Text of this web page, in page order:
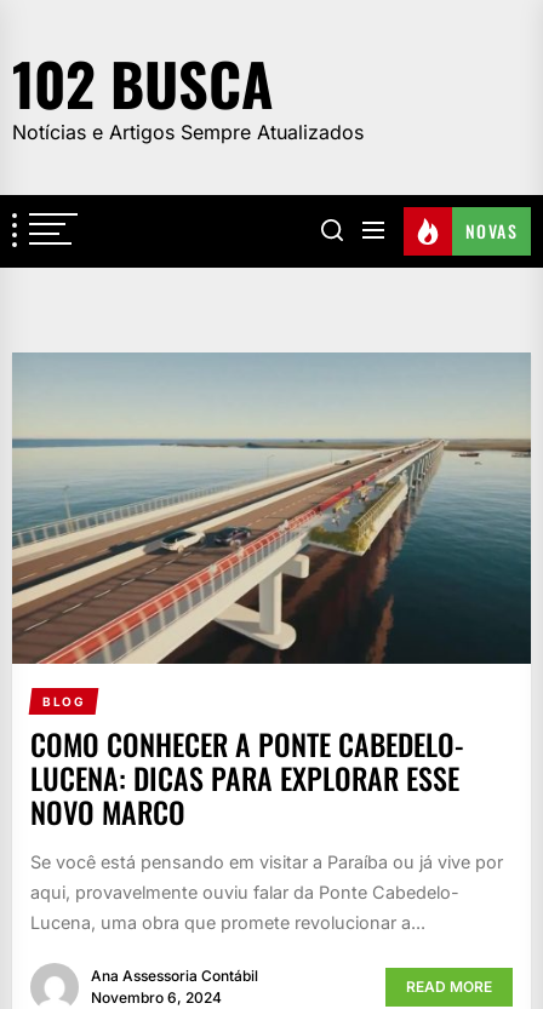
the
content
102 BUSCA
Notícias e Artigos Sempre Atualizados
NOVAS
BLOG
COMO CONHECER A PONTE CABEDELO-
LUCENA: DICAS PARA EXPLORAR ESSE
NOVO MARCO
Se você está pensando em visitar a Paraíba ou já vive por
aqui, provavelmente ouviu falar da Ponte Cabedelo-
Lucena, uma obra que promete revolucionar a...
Ana Assessoria Contábil
Novembro 6, 2024
READ MORE